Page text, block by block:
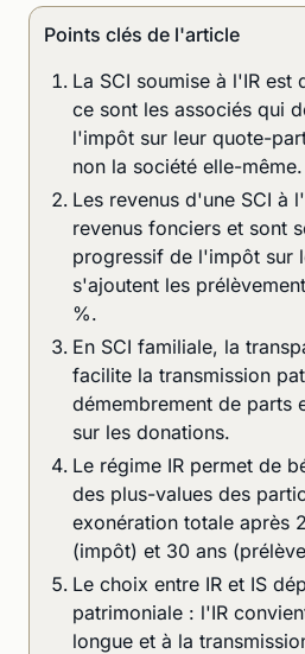
Points clés de l'article
La SCI soumise à l'IR est
ce sont les associés qui
l'impôt sur leur quote-
non la société elle-même.
Les revenus d'une SCI à
revenus fonciers et sont
progressif de l'impôt sur
s'ajoutent les
%.
En SCI familiale, la
facilite la transmission
démembrement de parts
sur les donations.
Le régime IR permet de
des plus-values des
exonération totale après
(impôt) et 30 ans
Le choix entre IR et IS
patrimoniale : l'IR
longue et à la